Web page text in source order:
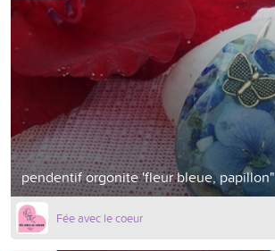
pendentif orgonite 'fleur bleue, papillon"
Fée avec le coeur